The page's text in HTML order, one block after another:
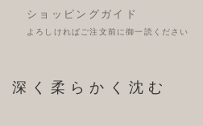
ショッピングガイド
よろしければご注文前に御一読ください
深く柔らかく沈む